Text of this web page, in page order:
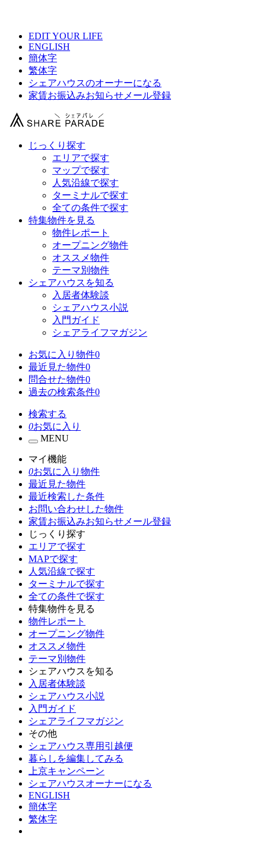
EDIT YOUR LIFE
ENGLISH
簡体字
繁体字
シェアハウスのオーナーになる
家賃お振込みお知らせメール登録
じっくり探す
エリアで探す
マップで探す
人気沿線で探す
ターミナルで探す
全ての条件で探す
特集物件を見る
物件レポート
オープニング物件
オススメ物件
テーマ別物件
シェアハウスを知る
入居者体験談
シェアハウス小説
入門ガイド
シェアライフマガジン
お気に入り物件0
最近見た物件0
問合せた物件0
過去の検索条件0
検索する
0お気に入り
MENU
マイ機能
0お気に入り物件
最近見た物件
最近検索した条件
お問い合わせした物件
家賃お振込みお知らせメール登録
じっくり探す
エリアで探す
MAPで探す
人気沿線で探す
ターミナルで探す
全ての条件で探す
特集物件を見る
物件レポート
オープニング物件
オススメ物件
テーマ別物件
シェアハウスを知る
入居者体験談
シェアハウス小説
入門ガイド
シェアライフマガジン
その他
シェアハウス専用引越便
暮らしを編集してみる
上京キャンペーン
シェアハウスオーナーになる
ENGLISH
簡体字
繁体字